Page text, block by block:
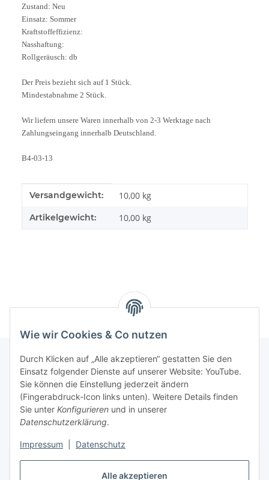
Alle akzeptieren
Wie wir Cookies & Co nutzen
Durch Klicken auf „Alle akzeptieren“ gestatten Sie den
Einsatz folgender Dienste auf unserer Website: YouTube.
Sie können die Einstellung jederzeit ändern
(Fingerabdruck-Icon links unten). Weitere Details finden
Sie unter Konfigurieren und in unserer
Datenschutzerklärung.
Impressum Datenschutz
Zustand: Neu
Einsatz: Sommer
Kraftstoffeffizienz:
Nasshaftung:
Rollgeräusch: db
Der Preis bezieht sich auf 1 Stück.
Mindestabnahme 2 Stück.
Wir liefern unsere Waren innerhalb von 2-3 Werktage nach
Zahlungseingang innerhalb Deutschland.
B4-03-13
Produkteigenschaft
Wert
Versandgewicht: 10,00 kg
Artikelgewicht: 10,00 kg
Informationen
Gesetzliche Informationen
Vertrag widerrufen